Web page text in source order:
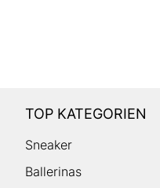
TOP KATEGORIEN
Sneaker
Ballerinas